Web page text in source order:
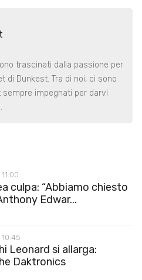
trascinati dalla passione per
di Dunkest. Tra di noi, ci sono
impegnati per darvi
culpa: “Abbiamo chiesto
Edwar...
Leonard si allarga:
Daktronics